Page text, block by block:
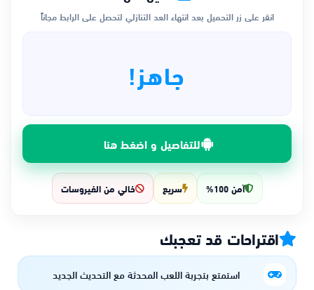
انقر على زر التحميل بعد انتهاء العد التنازلي لتحصل على الرابط مجاناً
جاهز!
للتفاصيل و اضغط هنا
آمن 100% سريع خالي من الفيروسات
اقتراحات قد تعجبك
استمتع بتجربة اللعب المحدثة مع التحديث الجديد